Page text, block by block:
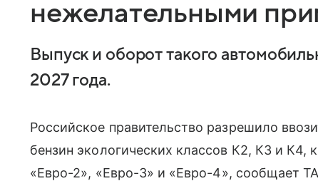
нежелательными
Выпуск и оборот такого
2027 года.
Российское правительство разрешило
бензин экологических классов К2, К3 и
«Евро-2», «Евро-3» и «Евро-4», сообщает